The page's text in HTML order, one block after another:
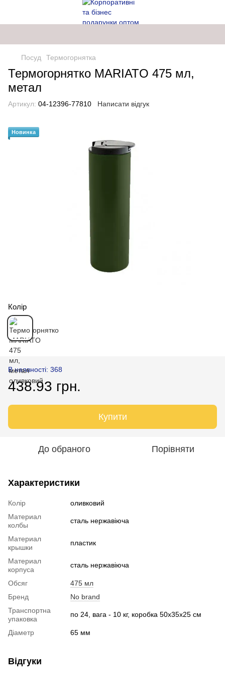
Посуд Термогорнятка
Термогорнятко MARIATO 475 мл,
метал
Артикул: 04-12396-77810 Написати відгук
Новинка
Колір
В наявності: 368
438.93 грн.
Купити
До обраного Порівняти
Характеристики
Колір
оливковий
Материал
колбы
сталь нержавіюча
Материал
крышки
пластик
Материал
корпуса
сталь нержавіюча
Обсяг
475 мл
Бренд
No brand
Транспортна
упаковка
по 24, вага - 10 кг, коробка 50х35х25 см
Діаметр 65 мм
Відгуки